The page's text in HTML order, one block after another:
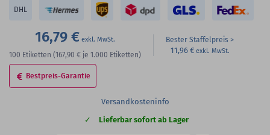
DHL
16,79 €
100 Etiketten (167,90 € je 1.000 Etiketten)
Bester Staffelpreis
11,96 €
Bestpreis-Garantie
Versandkosteninfo
Lieferbar sofort ab Lager